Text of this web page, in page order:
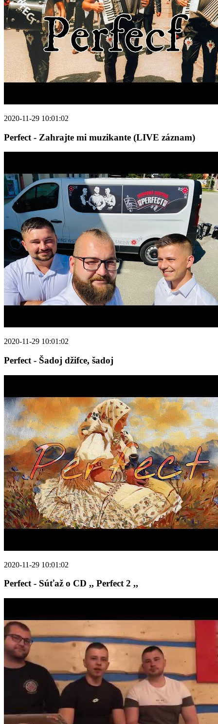
2020-11-29 10:01:02
Perfect - Zahrajte mi muzikante (LIVE záznam)
2020-11-29 10:01:02
Perfect - Šadoj džifce, šadoj
2020-11-29 10:01:02
Perfect - Súťaž o CD ,, Perfect 2 ,,